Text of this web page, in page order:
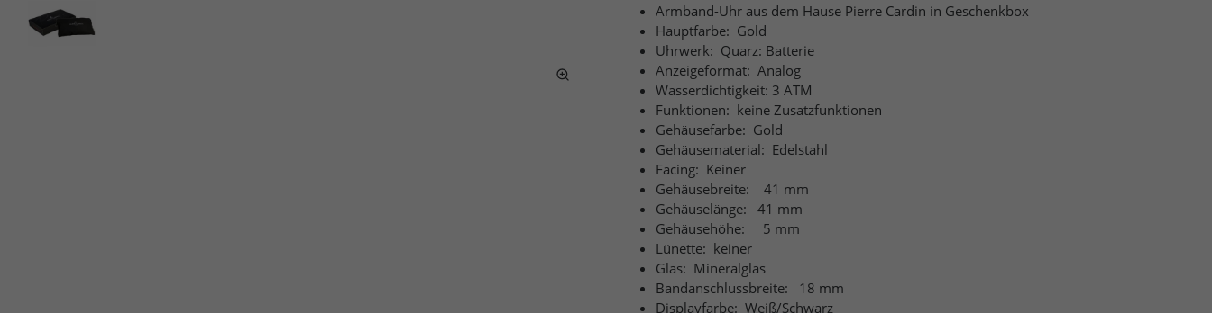
Armband-Uhr aus dem Hause Pierre Cardin in Geschenkbox
Hauptfarbe: Gold
Uhrwerk: Quarz: Batterie
Anzeigeformat: Analog
Wasserdichtigkeit: 3 ATM
Funktionen: keine Zusatzfunktionen
Gehäusefarbe: Gold
Gehäusematerial: Edelstahl
Facing: Keiner
Gehäusebreite:
41 mm
Gehäuselänge:
41 mm
Gehäusehöhe:
5 mm
Lünette: keiner
Glas: Mineralglas
Bandanschlussbreite:
18 mm
Displayfarbe: Weiß/Schwarz